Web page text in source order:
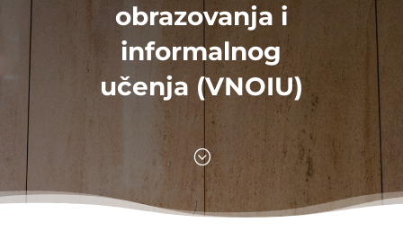
obrazovanja i
informalnog
učenja (VNOIU)
;